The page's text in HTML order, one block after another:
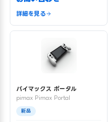
詳細を見る
パイマックス ポータル
pimax Pimax Portal
新品